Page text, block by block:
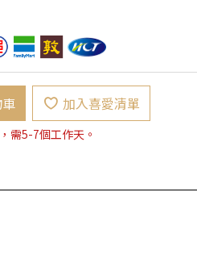
加入喜愛清單
需5-7個工作天。